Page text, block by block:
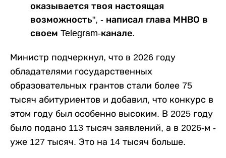
оказывается твоя настоящая
возможность", - написал глава МНВО в
своем Telegram-канале.
Министр подчеркнул, что в 2026 году
обладателями государственных
образовательных грантов стали более 75
тысяч абитуриентов и добавил, что конкурс в
этом году был особенно высоким. В 2025 году
было подано 113 тысяч заявлений, а в 2026-м -
уже 127 тысяч. Это на 14 тысяч больше.